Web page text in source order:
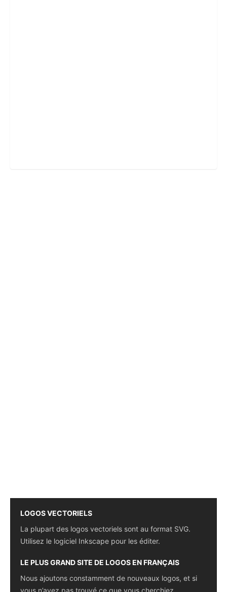
LOGOS VECTORIELS
La plupart des logos vectoriels sont au format SVG.
Utilisez le logiciel Inkscape pour les éditer.
LE PLUS GRAND SITE DE LOGOS EN FRANÇAIS
Nous ajoutons constamment de nouveaux logos, et si
vous n’avez pas trouvé ce que vous cherchiez,